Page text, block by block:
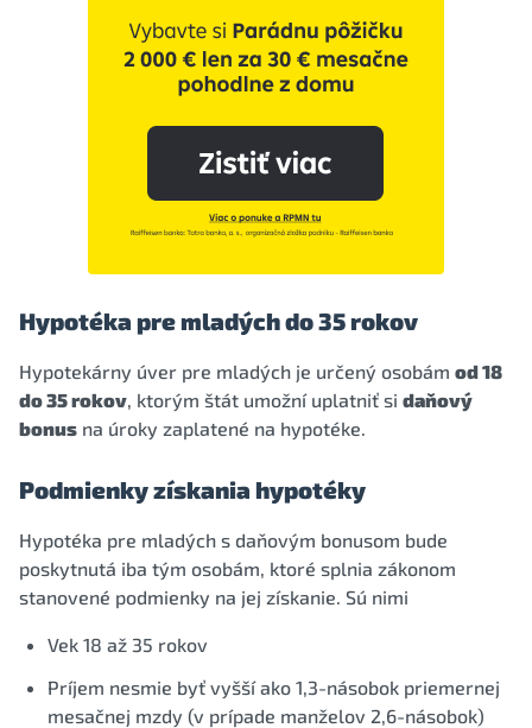
Hypotéka pre mladých do 35 rokov
Hypotekárny úver pre mladých je určený osobám od 18
do 35 rokov, ktorým štát umožní uplatniť si daňový
bonus na úroky zaplatené na hypotéke.
Podmienky získania hypotéky
Hypotéka pre mladých s daňovým bonusom bude
poskytnutá iba tým osobám, ktoré splnia zákonom
stanovené podmienky na jej získanie. Sú nimi
Vek 18 až 35 rokov
Príjem nesmie byť vyšší ako 1,3-násobok priemernej
mesačnej mzdy (v prípade manželov 2,6-násobok)